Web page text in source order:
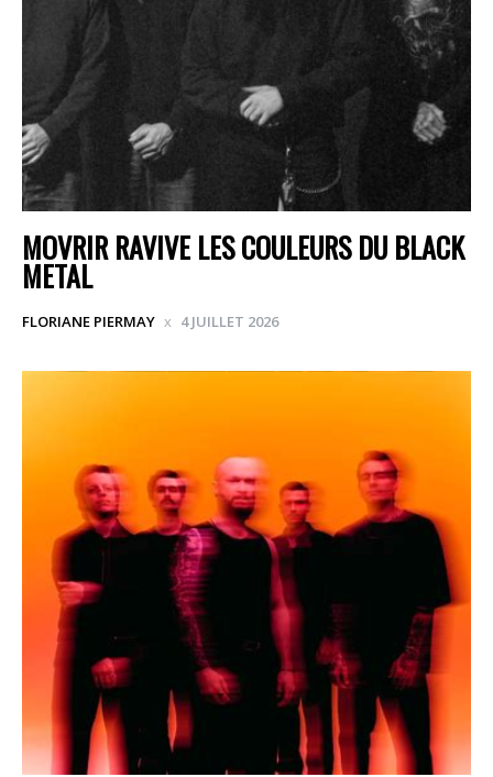
MOVRIR RAVIVE LES COULEURS DU BLACK
METAL
FLORIANE PIERMAY 4 JUILLET 2026